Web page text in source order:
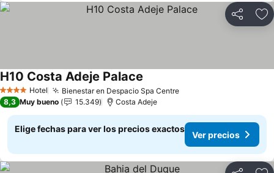
Compartir
4 EstrellasHotel Bienestar en Despacio Spa CentreVer precios
H10 Costa Adeje Palace
8,3 Muy bueno 15.349 Costa Adeje
Elige fechas para ver los precios exactos
Ver precios